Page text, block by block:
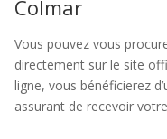
Colmar
Vous pouvez vous
directement sur le site
ligne, vous bénéficierez
assurant de recevoir